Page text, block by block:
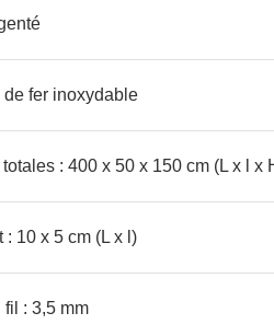
de fer inoxydable
: 400 x 50 x 150 cm (L x l x
: 10 x 5 cm (L x l)
fil : 3,5 mm